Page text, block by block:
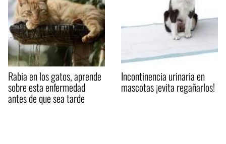
Rabia en los gatos, aprende
sobre esta enfermedad
antes de que sea tarde
Incontinencia urinaria en
mascotas ¡evita regañarlos!